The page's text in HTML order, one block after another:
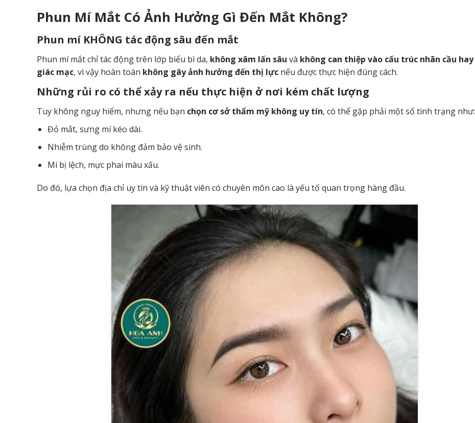
Phun Mí Mắt Có Ảnh Hưởng Gì Đến Mắt Không?
Phun mí KHÔNG tác động sâu đến mắt
Phun mí mắt chỉ tác động trên lớp biểu bì da, không xâm lấn sâu và không can thiệp vào cấu trúc nhãn cầu hay
giác mạc, vì vậy hoàn toàn không gây ảnh hưởng đến thị lực nếu được thực hiện đúng cách.
Những rủi ro có thể xảy ra nếu thực hiện ở nơi kém chất lượng
Tuy không nguy hiểm, nhưng nếu bạn chọn cơ sở thẩm mỹ không uy tín, có thể gặp phải một số tình trạng như:
Đỏ mắt, sưng mí kéo dài.
Nhiễm trùng do không đảm bảo vệ sinh.
Mí bị lệch, mực phai màu xấu.
Do đó, lựa chọn địa chỉ uy tín và kỹ thuật viên có chuyên môn cao là yếu tố quan trọng hàng đầu.